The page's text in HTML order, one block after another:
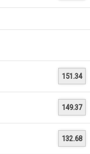
151.34
149.37
132.68